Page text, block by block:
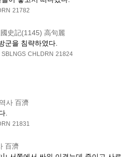
21782
史記(1145) 高句麗
군을 침략하였다.
SBLNGS CHLDRN 21824
사 百濟
.
21831
百濟